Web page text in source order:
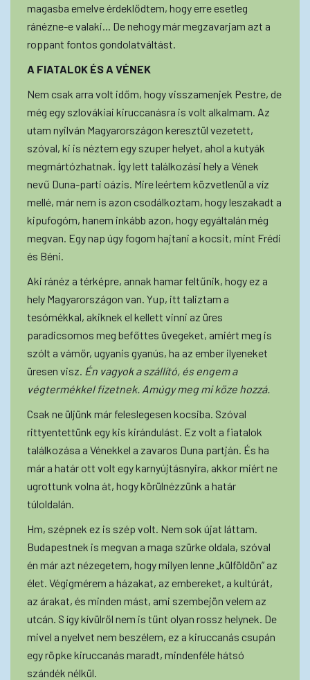
magasba emelve érdeklődtem, hogy erre esetleg
ránézne-e valaki... De nehogy már megzavarjam azt a
roppant fontos gondolatváltást.
A FIATALOK ÉS A VÉNEK
Nem csak arra volt időm, hogy visszamenjek Pestre, de
még egy szlovákiai kiruccanásra is volt alkalmam. Az
utam nyilván Magyarországon keresztül vezetett,
szóval, ki is néztem egy szuper helyet, ahol a kutyák
megmártózhatnak. Így lett találkozási hely a Vének
nevű Duna-parti oázis. Mire leértem közvetlenül a víz
mellé, már nem is azon csodálkoztam, hogy leszakadt a
kipufogóm, hanem inkább azon, hogy egyáltalán még
megvan. Egy nap úgy fogom hajtani a kocsit, mint Frédi
és Béni.
Aki ránéz a térképre, annak hamar feltűnik, hogy ez a
hely Magyarországon van. Yup, itt taliztam a
tesómékkal, akiknek el kellett vinni az üres
paradicsomos meg befőttes üvegeket, amiért meg is
szólt a vámőr, ugyanis gyanús, ha az ember ilyeneket
üresen visz. Én vagyok a szállító, és engem a
végtermékkel fizetnek. Amúgy meg mi köze hozzá.
Csak ne üljünk már feleslegesen kocsiba. Szóval
rittyentettünk egy kis kirándulást. Ez volt a fiatalok
találkozása a Vénekkel a zavaros Duna partján. És ha
már a határ ott volt egy karnyújtásnyira, akkor miért ne
ugrottunk volna át, hogy körülnézzünk a határ
túloldalán.
Hm, szépnek ez is szép volt. Nem sok újat láttam.
Budapestnek is megvan a maga szürke oldala, szóval
én már azt nézegetem, hogy milyen lenne „külföldön” az
élet. Végigmérem a házakat, az embereket, a kultúrát,
az árakat, és minden mást, ami szembejön velem az
utcán. S így kívülről nem is tűnt olyan rossz helynek. De
mivel a nyelvet nem beszélem, ez a kiruccanás csupán
egy röpke kiruccanás maradt, mindenféle hátsó
szándék nélkül.